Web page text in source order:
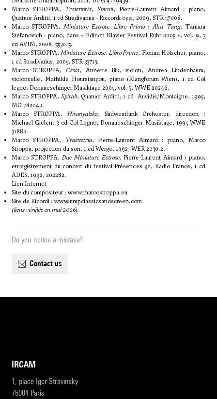
Marco STROPPA, Traiettoria, Spirali, Pierre-Laurent Aimard : piano,
Quatuor Arditti, 1 cd Stradivarius - Riccordi oggi, 2009, STR 57008.
Marco STROPPA, Miniature Estrose, Libro Primo;Ahu Tang, Tamara
Stefanovich : piano, dans « Edition Klavier Festival Ruhr 2005 », vol. 9, 3
cd AVIM, 2008, 553015.
Marco STROPPA,Miniature Estrose, Libro Primo, Florian Hölscher, piano,
1 cd Stradivarius, 2005, STR 33713.
Marco STROPPA, Ossia, Annette Bik, violon, Andrea Lindenbaum,
violoncelle, Mathilde Hoursiangou, piano (Klangforum Wien), 1 cd Col
legno, Donaueschinger Musiktage 2005, vol. 3, WWE 20246.
Marco STROPPA, Spirali, Quatuor Arditti, 1 cd Auvidis/Montaigne, 1995,
MO 782042.
Marco STROPPA, Hiranyaloka, Südwestfunk Orchester, direction :
Michael Gielen, 3 cd Col Legno, Donaueschinger Musiktage, 1995 WWE
31882.
Marco STROPPA, Traiettoria, Pierre-Laurent Aimard : piano, Marco
Stroppa, projection du son, 1 cd Wergo, 1992, WER 2030-2.
Marco STROPPA, Due Miniature Estrose, Pierre-Laurent Aimard : piano,
enregistrement du concert du festival Présences 92, Radio France, 1 cd
ADES, 1992, 202282.
Lien Internet
Site du compositeur : www.marcostroppa.eu
Site de Ricordi : www.umpclassicsandscreen.com
(liens vérifiés en mai 2026).
Do you notice a mistake?
contact us
IRCAM
1, place Igor-Stravinsky
75004 Paris